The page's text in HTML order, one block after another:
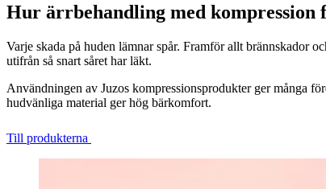
Hur ärrbehandling med
Varje skada på huden lämnar spår. Framför allt brännskador
utifrån så snart såret har läkt.
Användningen av Juzos kompressionsprodukter ger många
hudvänliga material ger hög bärkomfort.
Till produkterna